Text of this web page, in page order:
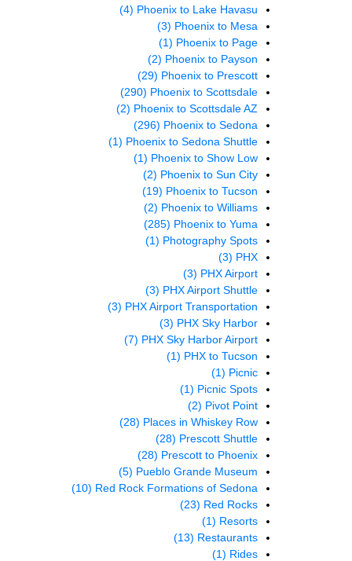
Phoenix to Lake Havasu
(4)
Phoenix to Mesa
(3)
Phoenix to Page
(1)
Phoenix to Payson
(2)
Phoenix to Prescott
(29)
Phoenix to Scottsdale
(290)
Phoenix to Scottsdale AZ
(2)
Phoenix to Sedona
(296)
Phoenix to Sedona Shuttle
(1)
Phoenix to Show Low
(1)
Phoenix to Sun City
(2)
Phoenix to Tucson
(19)
Phoenix to Williams
(2)
Phoenix to Yuma
(285)
Photography Spots
(1)
PHX
(3)
PHX Airport
(3)
PHX Airport Shuttle
(3)
PHX Airport Transportation
(3)
PHX Sky Harbor
(3)
PHX Sky Harbor Airport
(7)
PHX to Tucson
(1)
Picnic
(1)
Picnic Spots
(1)
Pivot Point
(2)
Places in Whiskey Row
(28)
Prescott Shuttle
(28)
Prescott to Phoenix
(28)
Pueblo Grande Museum
(5)
Red Rock Formations of Sedona
(10)
Red Rocks
(23)
Resorts
(1)
Restaurants
(13)
Rides
(1)